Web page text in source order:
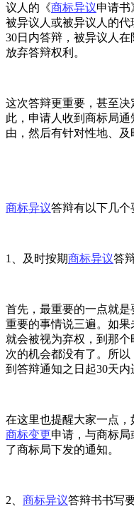
议人的《商标异议申请书
被异议人或被异议人的
30日内答辩，被异议人
放弃答辩权利。
这次答辩更重要，甚至
此，申请人收到商标局
由，然后有针对性地、及
商标异议答辩有以下几个
1、及时按期商标异议答
首先，最重要的一点就是
重要的事情说三遍。如果
就会被视为弃权，到那
次的机会都没有了。所
到答辩通知之日起30天内
在这里也提醒大家一点
商标变更申请，与商标
了商标局下发的通知。
2、 商标异议答辩书书写